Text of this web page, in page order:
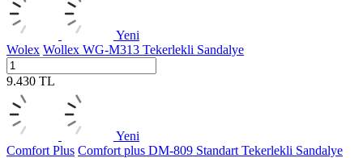
Yeni
Wolex Wollex WG-M313 Tekerlekli Sandalye
9.430 TL
Yeni
Comfort Plus Comfort plus DM-809 Standart Tekerlekli Sandalye